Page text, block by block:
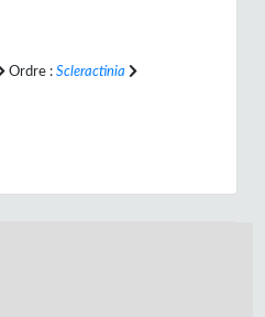
Ordre : Scleractinia